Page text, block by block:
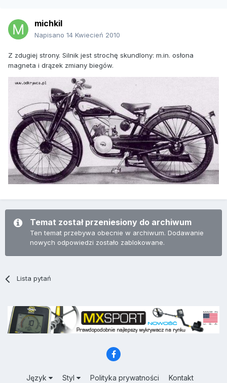
michkil
Napisano 14 Kwiecień 2010
Z zdugiej strony. Silnik jest strochę skundlony: m.in. osłona
magneta i drązek zmiany biegów.
Temat został przeniesiony do archiwum
Ten temat przebywa obecnie w archiwum. Dodawanie
nowych odpowiedzi zostało zablokowane.
Lista pytań
Język Styl Polityka prywatności Kontakt